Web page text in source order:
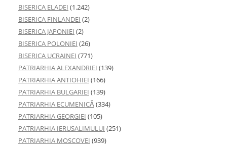
BISERICA ELADEI (1.242)
BISERICA FINLANDEI (2)
BISERICA JAPONIEI (2)
BISERICA POLONIEI (26)
BISERICA UCRAINEI (771)
PATRIARHIA ALEXANDRIEI (139)
PATRIARHIA ANTIOHIEI (166)
PATRIARHIA BULGARIEI (139)
PATRIARHIA ECUMENICĂ(334)
PATRIARHIA GEORGIEI (105)
PATRIARHIA IERUSALIMULUI (251)
PATRIARHIA MOSCOVEI (939)